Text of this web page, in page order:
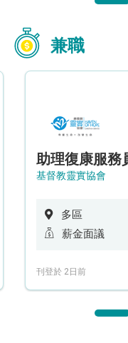
兼職
基督教靈實協會
多區
薪金面議
刊登於 2日前